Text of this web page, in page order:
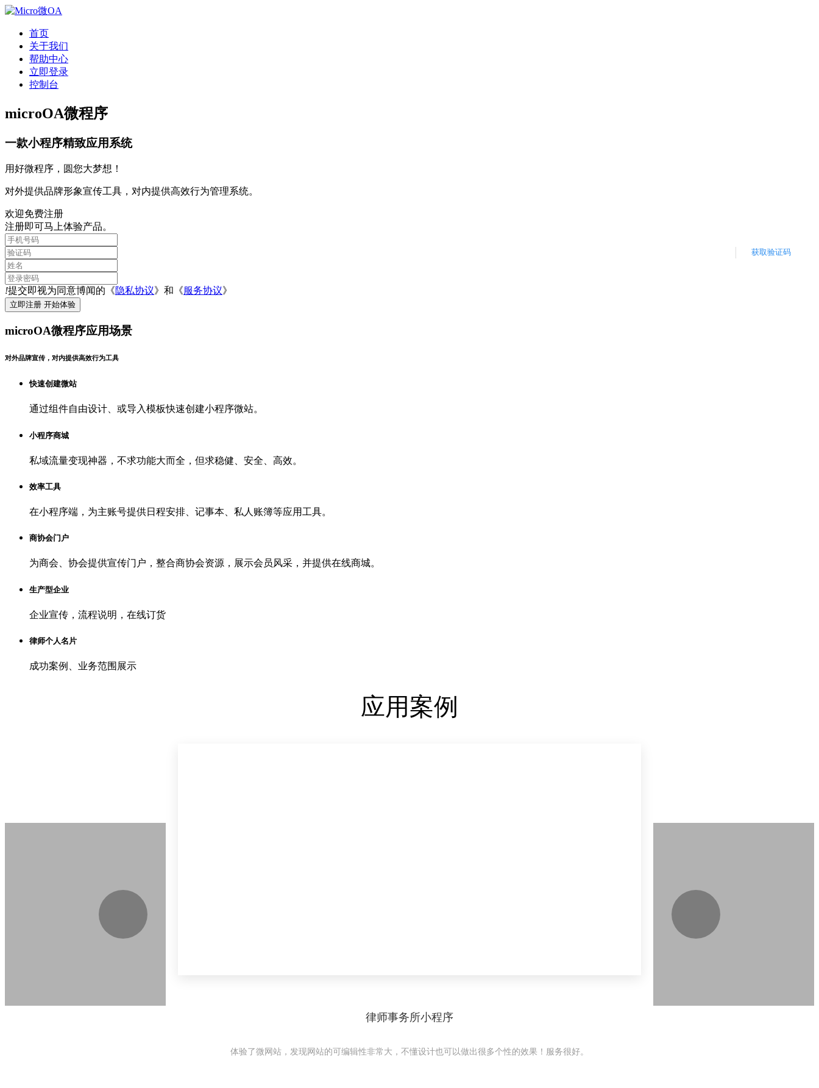
首页
关于我们
帮助中心
立即登录
控制台
microOA微程序
一款小程序精致应用系统
用好微程序，圆您大梦想！
对外提供品牌形象宣传工具，对内提供高效行为管理系统。
欢迎免费注册
注册即可马上体验产品。
!提交即视为同意博闻的《隐私协议》和《服务协议》
microOA微程序应用场景
对外品牌宣传，对内提供高效行为工具
快速创建微站
通过组件自由设计、或导入模板快速创建小程序微站。
小程序商城
私域流量变现神器，不求功能大而全，但求稳健、安全、高效。
效率工具
在小程序端，为主账号提供日程安排、记事本、私人账簿等应用工具。
商协会门户
为商会、协会提供宣传门户，整合商协会资源，展示会员风采，并提供在线商城。
生产型企业
企业宣传，流程说明，在线订货
律师个人名片
成功案例、业务范围展示
应用案例
律师事务所小程序
体验了微网站，发现网站的可编辑性非常大，不懂设计也可以做出很多个性的效果！服务很好。